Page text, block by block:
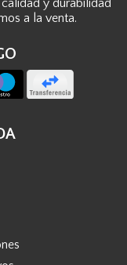
a la venta.